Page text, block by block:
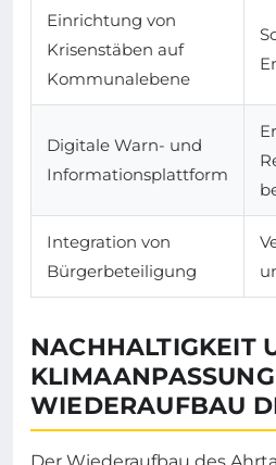
Einrichtung von
Krisenstäben auf
Kommunalebene
Digitale Warn- und
Informationsplattform
Integration von
Bürgerbeteiligung
NACHHALTIGKEIT
WIEDERAUFBAU